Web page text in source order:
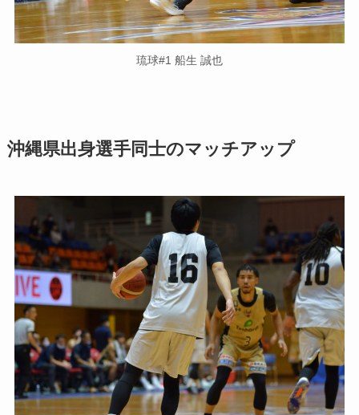
琉球#1 船生 誠也
沖縄県出身選手同士のマッチアップ